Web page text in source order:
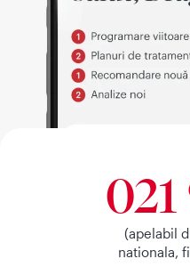
(apelabil
nationala,